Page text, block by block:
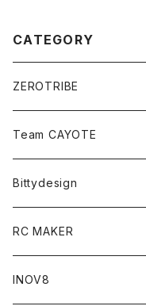
CATEGORY
ZEROTRIBE
Zetricks（Spare &
T4 MID Conversion Kit
T4 FWD Conversion Kit
BD9 MID Conversion Kit
Team CAYOTE
Batteries
Merchandise
Accessories
Bittydesign
On-Road Clear Body＜
GT8 （1/8 W/B325mm,W/
Liquid Mask＜リキッドマ
RC MAKER
SP2＜組立キット／スペア
INOV8